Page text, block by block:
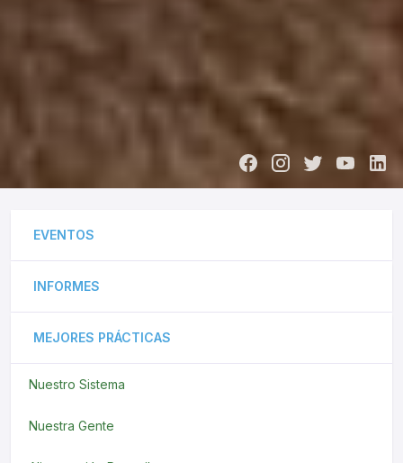
EVENTOS
INFORMES
MEJORES PRÁCTICAS
Nuestro Sistema
Nuestra Gente